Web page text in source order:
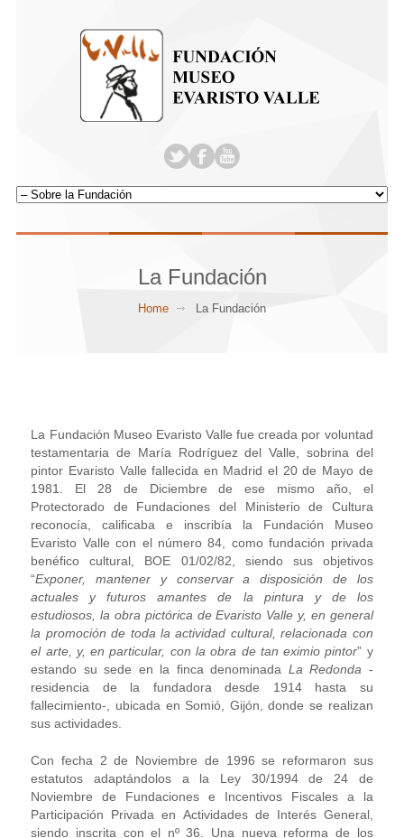
La Fundación
Home La Fundación
La Fundación Museo Evaristo Valle fue creada por voluntad
testamentaria de María Rodríguez del Valle, sobrina del
pintor Evaristo Valle fallecida en Madrid el 20 de Mayo de
1981. El 28 de Diciembre de ese mismo año, el
Protectorado de Fundaciones del Ministerio de Cultura
reconocía, calificaba e inscribía la Fundación Museo
Evaristo Valle con el número 84, como fundación privada
benéfico cultural, BOE 01/02/82, siendo sus objetivos
“Exponer, mantener y conservar a disposición de los
actuales y futuros amantes de la pintura y de los
estudiosos, la obra pictórica de Evaristo Valle y, en general
la promoción de toda la actividad cultural, relacionada con
el arte, y, en particular, con la obra de tan eximio pintor” y
estando su sede en la finca denominada La Redonda -
residencia de la fundadora desde 1914 hasta su
fallecimiento-, ubicada en Somió, Gijón, donde se realizan
sus actividades.
Con fecha 2 de Noviembre de 1996 se reformaron sus
estatutos adaptándolos a la Ley 30/1994 de 24 de
Noviembre de Fundaciones e Incentivos Fiscales a la
Participación Privada en Actividades de Interés General,
siendo inscrita con el nº 36. Una nueva reforma de los